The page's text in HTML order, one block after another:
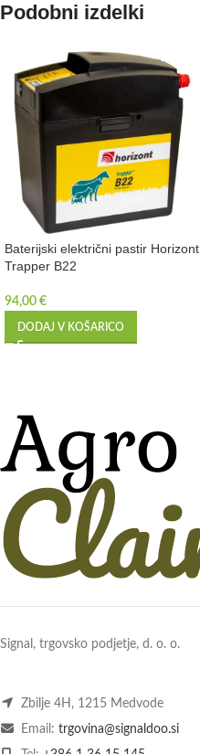
Podobni izdelki
Baterijski električni pastir Horizont
Trapper B22
94,00 €
DODAJ V KOŠARICO
Signal, trgovsko podjetje, d. o. o.
Zbilje 4H, 1215 Medvode
Email: trgovina@signaldoo.si